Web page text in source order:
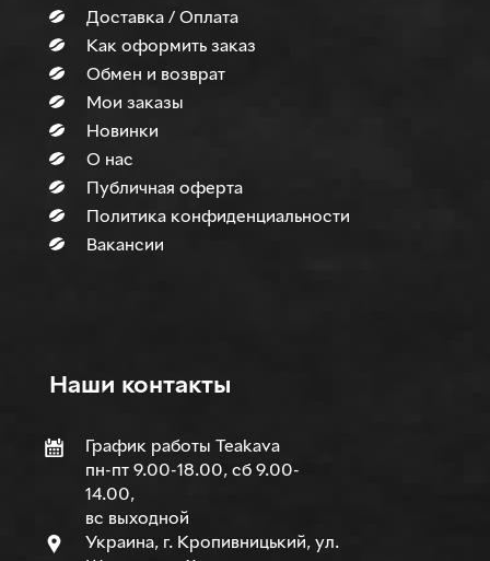
Доставка / Оплата
Как оформить заказ
Обмен и возврат
Мои заказы
Новинки
О нас
Публичная оферта
Политика конфиденциальности
Вакансии
Наши контакты
График работы Teakava
пн-пт 9.00-18.00, сб 9.00-
14.00,
вс выходной
Украина, г. Кропивницький, ул.